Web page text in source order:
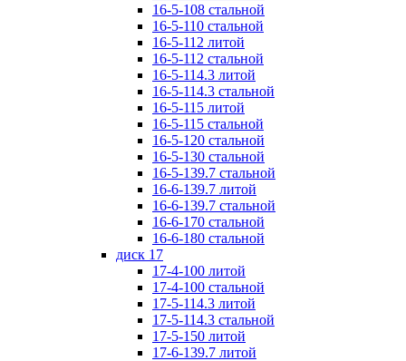
16-5-108 стальной
16-5-110 стальной
16-5-112 литой
16-5-112 стальной
16-5-114.3 литой
16-5-114.3 стальной
16-5-115 литой
16-5-115 стальной
16-5-120 стальной
16-5-130 стальной
16-5-139.7 стальной
16-6-139.7 литой
16-6-139.7 стальной
16-6-170 стальной
16-6-180 стальной
диск 17
17-4-100 литой
17-4-100 стальной
17-5-114.3 литой
17-5-114.3 стальной
17-5-150 литой
17-6-139.7 литой